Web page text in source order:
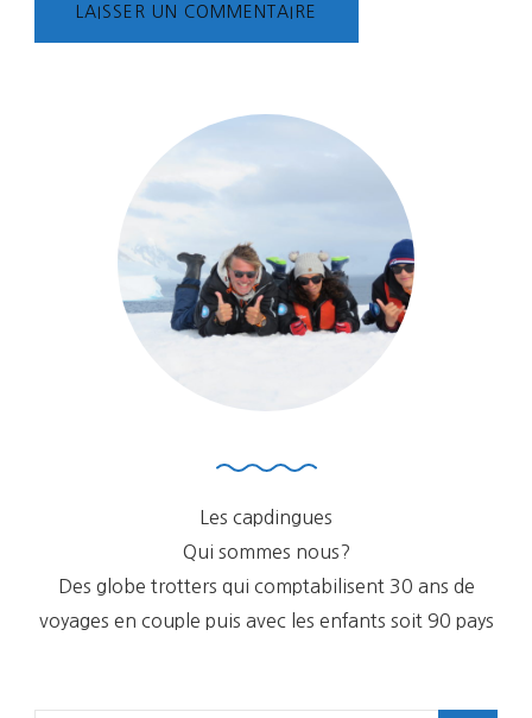
Les capdingues
Qui sommes nous?
Des globe trotters qui comptabilisent 30 ans de
voyages en couple puis avec les enfants soit 90 pays